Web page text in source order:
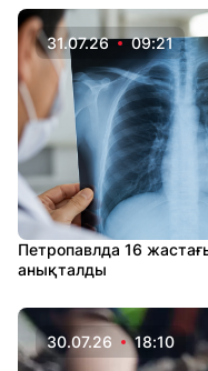
31.07.26 09:21
Петропавлда 16
анықталды
30.07.26 18:10